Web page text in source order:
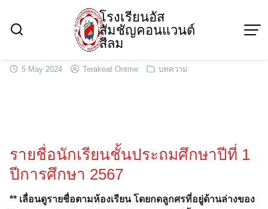
content
โรงเรียนอัส
สัมชัญคอนแวนต์
สีลม
5 May 2024 Terakeat Ontme บทความ
รายชื่อนักเรียนชั้นประถมศึกษาปีที่ 1
ปีการศึกษา 2567
** เลื่อนดูรายชื่อตามห้องเรียน โดยกดลูกศรที่อยู่ด้านล่างของ